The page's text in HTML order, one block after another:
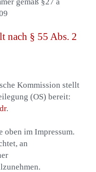
nach § 55 Abs. 2
Kommission stellt
(OS) bereit:
.
oben im Impressum.
an